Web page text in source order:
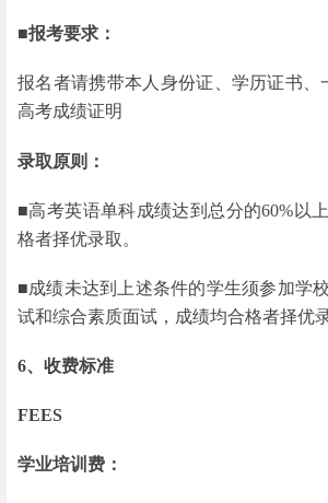
■报考要求：
报名者请携带本人身份证、学历证书、
高考成绩证明
录取原则：
■高考英语单科成绩达到总分的60%以
格者择优录取。
■成绩未达到上述条件的学生须参加学
试和综合素质面试，成绩均合格者择优录
6、收费标准
FEES
学业培训费：